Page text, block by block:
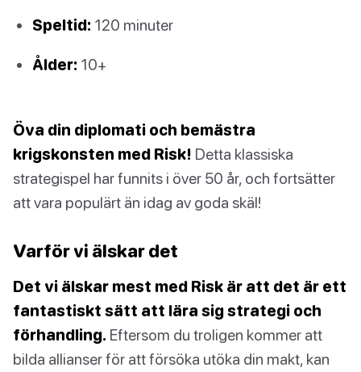
Speltid: 120 minuter
Ålder: 10+
Öva din diplomati och bemästra
krigskonsten med Risk! Detta klassiska
strategispel har funnits i över 50 år, och fortsätter
att vara populärt än idag av goda skäl!
Varför vi älskar det
Det vi älskar mest med Risk är att det är ett
fantastiskt sätt att lära sig strategi och
förhandling. Eftersom du troligen kommer att
bilda allianser för att försöka utöka din makt, kan